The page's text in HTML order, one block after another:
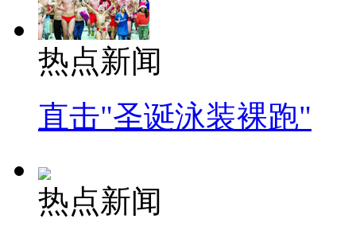
热点新闻
直击"圣诞泳装裸跑"
热点新闻